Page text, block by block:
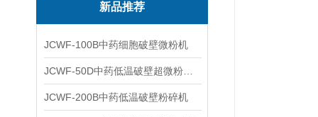
新品推荐
JCWF-100B中药细胞破壁微粉机
JCWF-200B中药低温破壁粉碎机